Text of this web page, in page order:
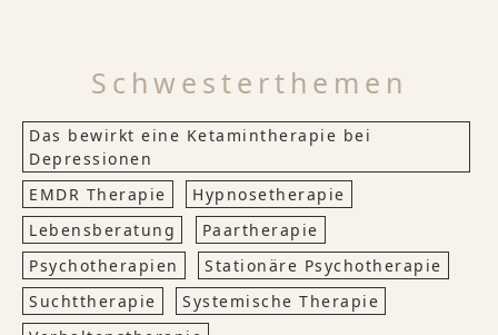
Schwesterthemen
Das bewirkt eine Ketamintherapie bei
Depressionen
EMDR Therapie
Hypnosetherapie
Lebensberatung
Paartherapie
Psychotherapien
Stationäre Psychotherapie
Suchttherapie
Systemische Therapie